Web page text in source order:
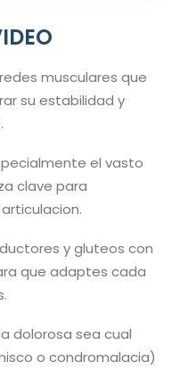
musculares que
su estabilidad y
el vasto
clave para
y gluteos con
que adaptes cada
dolorosa sea cual
o condromalacia)